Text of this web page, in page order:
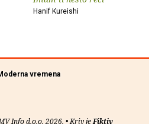
Hanif Kureishi
vremena
Info d.o.o. 2026. • Kriv jeFiktiv